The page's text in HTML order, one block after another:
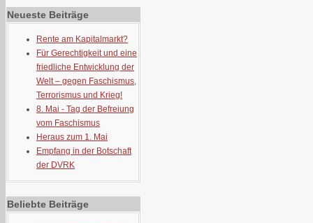
Neueste Beiträge
Rente am Kapitalmarkt?
Für Gerechtigkeit und eine
friedliche Entwicklung der
Welt – gegen Faschismus,
Terrorismus und Krieg!
8. Mai - Tag der Befreiung
vom Faschismus
Heraus zum 1. Mai
Empfang in der Botschaft
der DVRK
Beliebte Beiträge